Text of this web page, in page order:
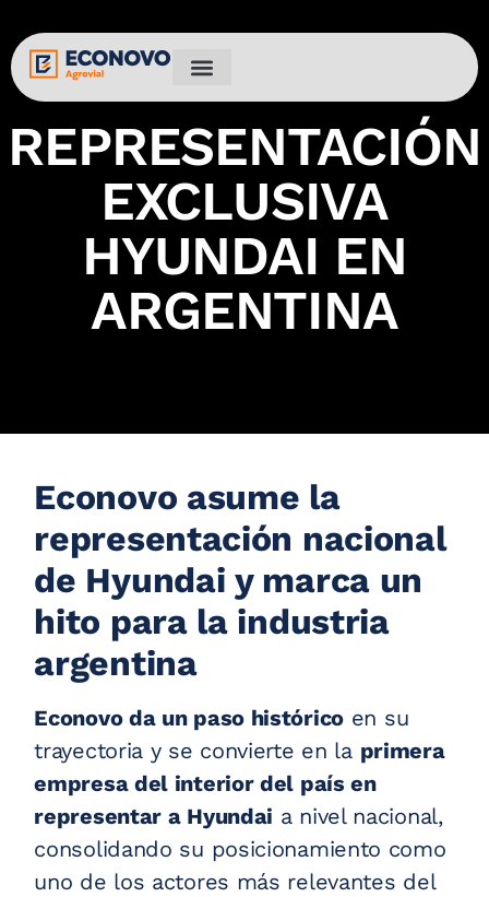
REPRESENTACIÓN
EXCLUSIVA
HYUNDAI EN
ARGENTINA
Econovo asume la
representación nacional
de Hyundai y marca un
hito para la industria
argentina
Econovo da un paso histórico en su
trayectoria y se convierte en la primera
empresa del interior del país en
representar a Hyundai a nivel nacional,
consolidando su posicionamiento como
uno de los actores más relevantes del